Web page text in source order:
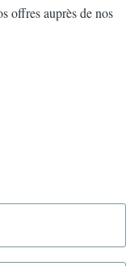
offres auprès de nos